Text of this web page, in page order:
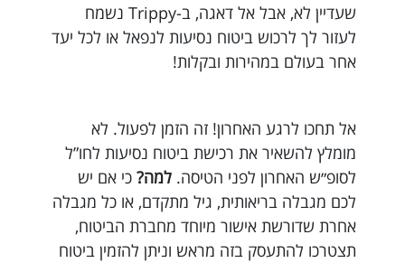
שעדיין לא, אבל אל דאגה, ב-Trippy נשמח
לעזור לך לרכוש ביטוח נסיעות לנפאל או לכל יעד
אחר בעולם במהירות ובקלות!
אל תחכו לרגע האחרון! זה הזמן לפעול. לא
מומלץ להשאיר את רכישת ביטוח נסיעות לחו”ל
לסופ״ש האחרון לפני הטיסה. למה? כי אם יש
לכם מגבלה בריאותית, גיל מתקדם, או כל מגבלה
אחרת שדורשת אישור מיוחד מחברת הביטוח,
תצטרכו להתעסק בזה מראש וניתן להזמין ביטוח